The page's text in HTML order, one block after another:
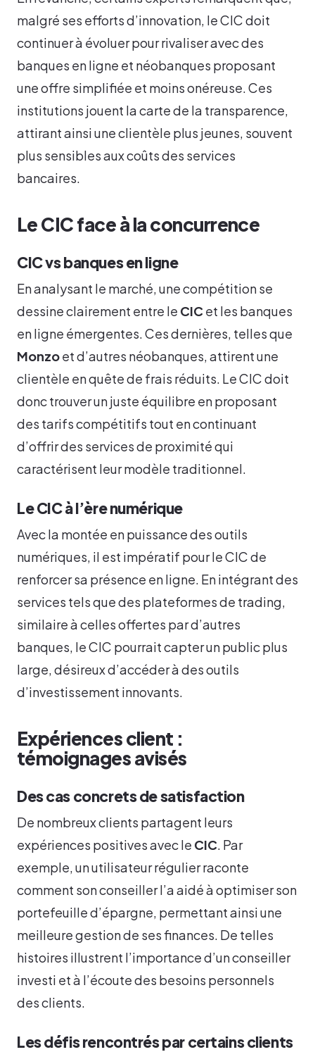
malgré ses efforts d’innovation, le CIC doit
continuer à évoluer pour rivaliser avec des
banques en ligne et néobanques proposant
une offre simplifiée et moins onéreuse. Ces
institutions jouent la carte de la transparence,
attirant ainsi une clientèle plus jeunes, souvent
plus sensibles aux coûts des services
bancaires.
Le CIC face à la concurrence
CIC vs banques en ligne
En analysant le marché, une compétition se
dessine clairement entre le CICet les banques
en ligne émergentes. Ces dernières, telles que
Monzoet d’autres néobanques, attirent une
clientèle en quête de frais réduits. Le CIC doit
donc trouver un juste équilibre en proposant
des tarifs compétitifs tout en continuant
d’offrir des services de proximité qui
caractérisent leur modèle traditionnel.
Le CIC à l’ère numérique
Avec la montée en puissance des outils
numériques, il est impératif pour le CIC de
renforcer sa présence en ligne. En intégrant des
services tels que des plateformes de trading,
similaire à celles offertes par d’autres
banques, le CIC pourrait capter un public plus
large, désireux d’accéder à des outils
d’investissement innovants.
Expériences client :
témoignages avisés
Des cas concrets de satisfaction
De nombreux clients partagent leurs
expériences positives avec le CIC. Par
exemple, un utilisateur régulier raconte
comment son conseiller l’a aidé à optimiser son
portefeuille d’épargne, permettant ainsi une
meilleure gestion de ses finances. De telles
histoires illustrent l’importance d’un conseiller
investi et à l’écoute des besoins personnels
des clients.
Les défis rencontrés par certains clients